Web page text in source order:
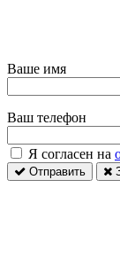
Ваше имя
Ваш телефон
Я согласен на
Отправить